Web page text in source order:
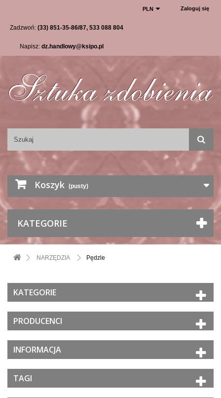
Zaloguj się
PLN
Zadzwoń: (33) 851-35-86/87, 533 088 804
Napisz: dz.handlowy@ksipo.pl
Koszyk (pusty)
KATEGORIE
NARZĘDZIA Pędzle
KATEGORIE
PRODUCENCI
INFORMACJA
TAGI